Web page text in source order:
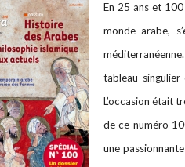
En 25 ans et 100
monde arabe,
tableau
L’occasion était
de ce numéro
une